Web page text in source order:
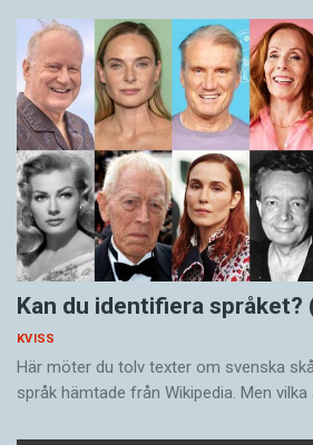
Kan du identifiera språket?
KVISS
Här möter du tolv texter om svenska
språk hämtade från Wikipedia. Men vilka